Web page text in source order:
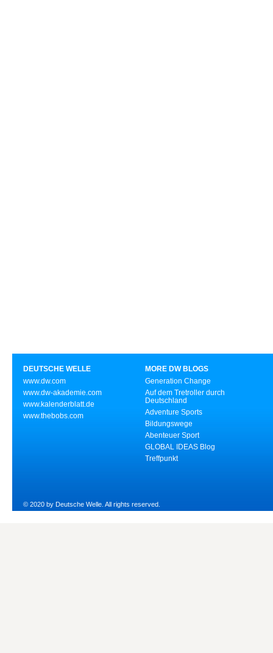
DEUTSCHE WELLE
www.dw.com
www.dw-akademie.com
www.kalenderblatt.de
www.thebobs.com
MORE DW BLOGS
Generation Change
Auf dem Tretroller durch
Deutschland
Adventure Sports
Bildungswege
Abenteuer Sport
GLOBAL IDEAS Blog
Treffpunkt
© 2020 by Deutsche Welle. All rights reserved.